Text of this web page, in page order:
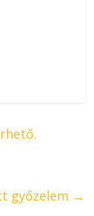
győzelem →